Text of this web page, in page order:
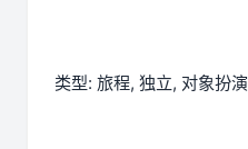
类型: 旅程, 独立, 对象扮演